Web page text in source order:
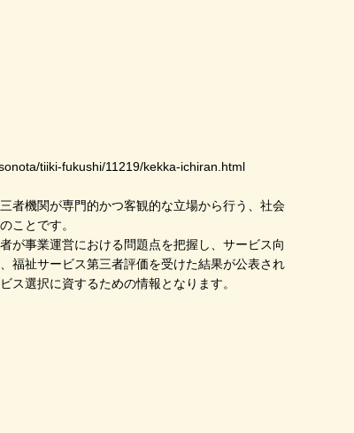
tiiki-fukushi/11219/kekka-ichiran.html
者機関が専門的かつ客観的な立場から行う、社会
ことです。
が事業運営における問題点を把握し、サービス向
福祉サービス第三者評価を受けた結果が公表され
ス選択に資するための情報となります。